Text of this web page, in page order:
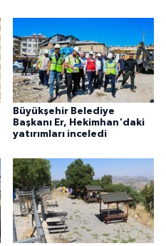
Büyükşehir Belediye
Başkanı Er, Hekimhan'daki
yatırımları inceledi